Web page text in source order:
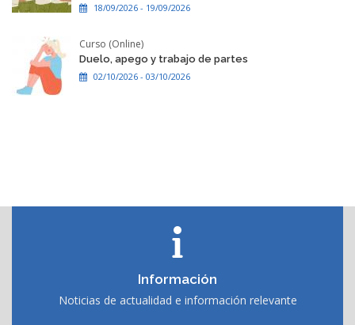
18/09/2026 - 19/09/2026
Curso (Online)
Duelo, apego y trabajo de partes
02/10/2026 - 03/10/2026
Información
Noticias de actualidad e información relevante